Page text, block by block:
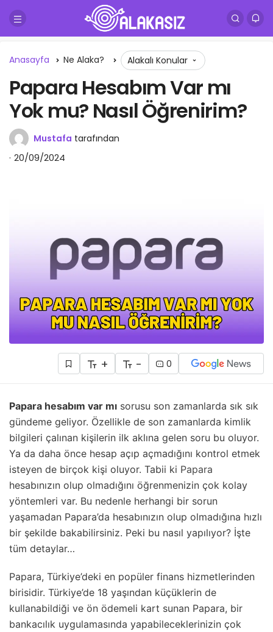
Anasayfa Ne Alaka? Alakalı Konular
Papara Hesabım Var mı
Yok mu? Nasıl Öğrenirim?
Mustafa tarafından
20/09/2024
+ - 0
Papara hesabım var mı sorusu son zamanlarda sık sık
gündeme geliyor. Özellikle de son zamanlarda kimlik
bilgileri çalınan kişilerin ilk aklına gelen soru bu oluyor.
Ya da daha önce hesap açıp açmadığını kontrol etmek
isteyen de birçok kişi oluyor. Tabii ki Papara
hesabınızın olup olmadığını öğrenmenizin çok kolay
yöntemleri var. Bu nedenle herhangi bir sorun
yaşamadan Papara’da hesabınızın olup olmadığına hızlı
bir şekilde bakabilirsiniz. Peki bu nasıl yapılıyor? İşte
tüm detaylar…
Papara, Türkiye’deki en popüler finans hizmetlerinden
birisidir. Türkiye’de 18 yaşından küçüklerin de
kullanabildiği ve ön ödemeli kart sunan Papara, bir
bankacılık uygulamasında yapabileceklerinizin çok